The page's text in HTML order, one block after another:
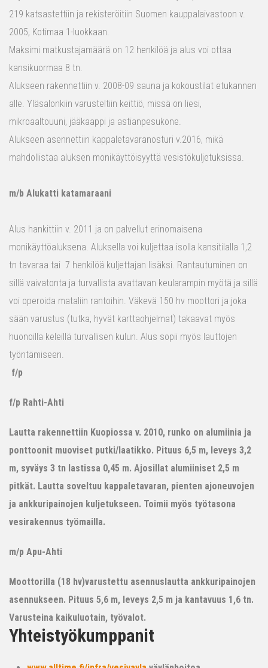
219 katsastettiin ja rekisteröitiin Suomen kauppalaivastoon v.
2005, Kotimaa 1-luokkaan.
Maksimi matkustajamäärä on 12 henkilöä ja alus voi ottaa
kansikuormaa 8 tn.
Alukseen rakennettiin v. 2008-09 sauna ja kokoustilat etukannen
alle. Yläsalonkiin varusteltiin keittiö, missä on liesi,
mikroaaltouuni, jääkaappi ja astianpesukone.
Alukseen asennettiin kappaletavaranosturi v.2016, mikä
mahdollistaa aluksen monikäyttöisyyttä vesistökuljetuksissa.
m/b Alukatti katamaraani
Alus hankittiin v. 2011 ja on palvellut erinomaisena
monikäyttöaluksena. Aluksella voi kuljettaa isolla kansitilalla 1,2
tn tavaraa tai 7 henkilöä kuljettajan lisäksi. Rantautuminen on
sillä vaivatonta ja turvallista avattavan keularampin myötä ja sillä
voi operoida mataliin rantoihin. Väkevä 150 hv moottori ja joka
sään varustus (tutka, hyvät karttaohjelmat) takaavat myös
huonoilla keleillä turvallisen kulun. Alus sopii myös lauttojen
työntämiseen.
f/p
f/p Rahti-Ahti
Lautta rakennettiin Kuopiossa v. 2010, runko on alumiinia ja
ponttoonit muoviset putki/laatikko. Pituus 6,5 m, leveys 3,2
m, syväys 3 tn lastissa 0,45 m. Ajosillat alumiiniset 2,5 m
pitkät. Lautta soveltuu kappaletavaran, pienten ajoneuvojen
ja ankkuripainojen kuljetukseen. Toimii myös työtasona
vesirakennus työmailla.
m/p Apu-Ahti
Moottorilla (18 hv)varustettu asennuslautta ankkuripainojen
asennukseen. Pituus 5,6 m, leveys 2,5 m ja kantavuus 1,6 tn.
Varusteina kaikuluotain, työvalot.
Yhteistyökumppanit